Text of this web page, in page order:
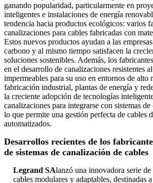
ganando popularidad, particularmente en
inteligentes e instalaciones de energía
tendencia hacia productos ecológicos: varios
canalizaciones para cables fabricadas con
Estos nuevos productos ayudan a las
carbono y al mismo tiempo satisfacen la
soluciones sostenibles. Además, los
en el desarrollo de canalizaciones resistentes
impermeables para su uso en entornos de alto
fabricación industrial, plantas de energía y
la creciente adopción de tecnologías
canalizaciones para integrarse con sistemas
lo que permite una gestión perfecta de cables
automatizados.
Desarrollos recientes de los
de sistemas de canalización de cables
Legrand SAlanzó una innovadora serie
cables modulares y adaptables, destinadas